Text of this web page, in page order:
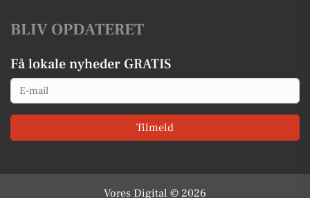
BLIV OPDATERET
Få lokale nyheder GRATIS
Email
Tilmeld
Vores Digital © 2026